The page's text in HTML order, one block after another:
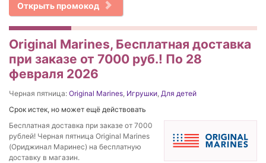
Открыть промокод
Original Marines, Бесплатная доставка
при заказе от 7000 руб.! По 28
февраля 2026
Черная пятница: Original Marines, Игрушки, Для детей
Срок истек, но может ещё действовать
Бесплатная доставка при заказе от 7000
рублей! Черная пятница Original Marines
(Ориджинал Маринес) на бесплатную
доставку в магазин.